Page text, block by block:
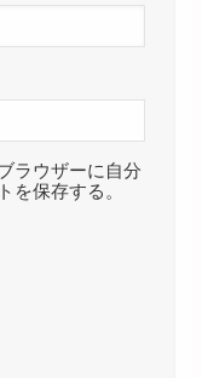
ラウザーに自分
を保存する。